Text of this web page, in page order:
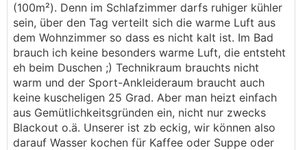
(100m²). Denn im Schlafzimmer darfs ruhiger kühler
sein, über den Tag verteilt sich die warme Luft aus
dem Wohnzimmer so dass es nicht kalt ist. Im Bad
brauch ich keine besonders warme Luft, die entsteht
eh beim Duschen ;) Technikraum brauchts nicht
warm und der Sport-Ankleideraum braucht auch
keine kuscheligen 25 Grad. Aber man heizt einfach
aus Gemütlichkeitsgründen ein, nicht nur zwecks
Blackout o.ä. Unserer ist zb eckig, wir können also
darauf Wasser kochen für Kaffee oder Suppe oder